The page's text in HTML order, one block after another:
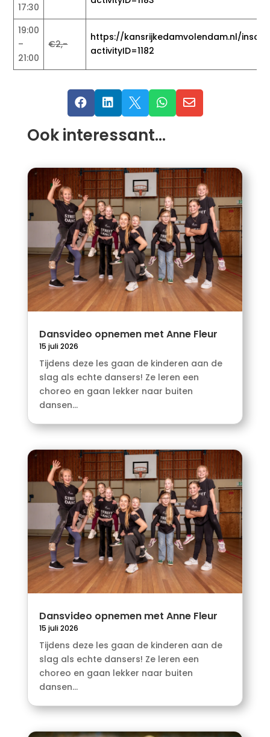
17:30
19:00
–
21:00
€2,-
https://kansrijkedamvolendam.nl/
activityID=1182
    
Ook interessant…
Dansvideo opnemen met Anne Fleur
15 juli 2026
Tijdens deze les gaan de kinderen aan de
slag als echte dansers! Ze leren een
choreo en gaan lekker naar buiten
dansen...
Dansvideo opnemen met Anne Fleur
15 juli 2026
Tijdens deze les gaan de kinderen aan de
slag als echte dansers! Ze leren een
choreo en gaan lekker naar buiten
dansen...